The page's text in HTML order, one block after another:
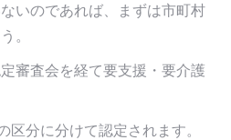
いのであれば、まずは市町村
。
審査会を経て要支援・要介護
区分に分けて認定されます。